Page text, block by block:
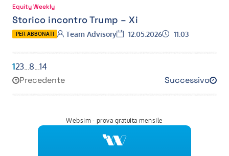
Equity Weekly
Storico incontro Trump – Xi
PER ABBONATI Autore:
Team Advisory Data:
12.05.2026 Ora:
11:03
123... 8 14
Precedente
Successivo2
Websim - prova gratuita mensile